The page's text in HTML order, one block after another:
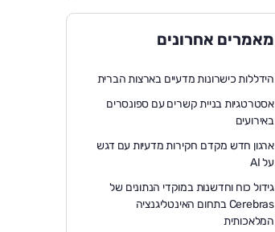
מאמרים אחרונים
הידללות כישרונות מדעיים בארצות הברית
אסטרטגיות בניית קשרים עם ספונסרים
באירועים
ארגון חדש מקדם חקירות מדעיות עם דגש
על AI
גידול כוח וחדשנות במוקדי הנתונים של
Cerebras בתחום האינטליגנציה
המלאכותית